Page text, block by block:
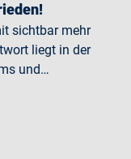
sichtbar mehr
liegt in der
und…